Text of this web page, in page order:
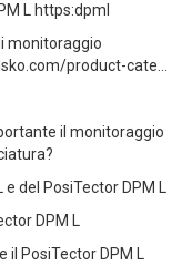
L https:dpml
monitoraggio
product-cate...
il monitoraggio
del PosiTector DPM L
DPM L
il PosiTector DPM L